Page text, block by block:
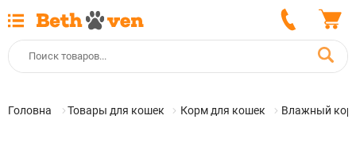
Головна Товары для кошек Корм для кошек Влажный